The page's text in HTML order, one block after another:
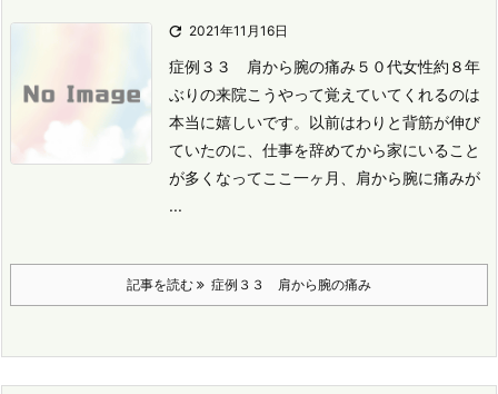
 2021年11月16日
症例３３ 肩から腕の痛み ５０代女性約８年
ぶりの来院こうやって覚えていてくれるのは
本当に嬉しいです。 以前はわりと背筋が伸び
ていたのに、仕事を辞めてから家にいること
が多くなってここ一ヶ月、肩から腕に痛みが
...
記事を読む 症例３３ 肩から腕の痛み